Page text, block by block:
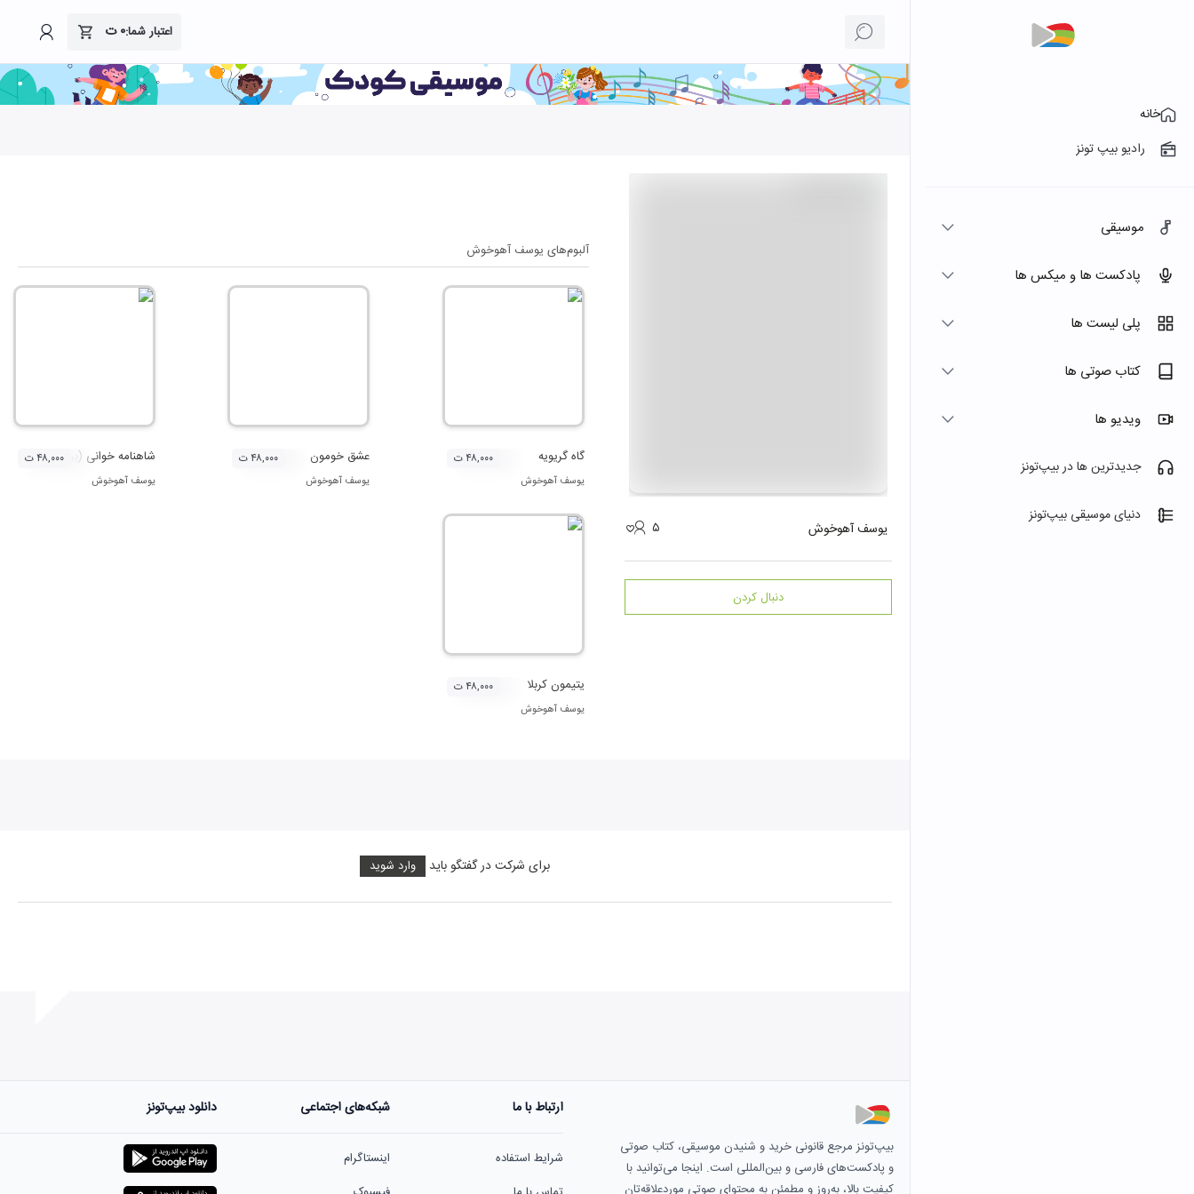
اعتبار شما:۰ت
خانه
رادیو بیپ تونز
موسیقی
پادکست ها و میکس ها
پلی لیست ها
کتاب صوتی ها
ویدیو ها
جدیدترین ها در بیپ‌تونز
دنیای موسیقی بیپ‌تونز
یوسف آهوخوش ۵
دنبال کردن
آلبوم‌های یوسف آهوخوش
گاه گریویه
یوسف آهوخوش
۴۸,۰۰۰ ت عشق خومون
یوسف آهوخوش
۴۸,۰۰۰ ت شاهنامه خوانی (برف تَمندر)
یوسف آهوخوش
۴۸,۰۰۰ ت
یتیمون کربلا
یوسف آهوخوش
۴۸,۰۰۰ ت
برای شرکت در گفتگو باید وارد شوید
بیپ‌تونز مرجع قانونی خرید و شنیدن موسیقی، کتاب صوتی
و پادکست‌های فارسی و بین‌المللی است. اینجا می‌توانید با
کیفیت بالا، به‌روز و مطمئن به محتوای صوتی موردعلاقه‌تان
ارتباط با ما
شرایط استفاده
شبکه‌های اجتماعی
اینستاگرام
دانلود بیپ‌تونز